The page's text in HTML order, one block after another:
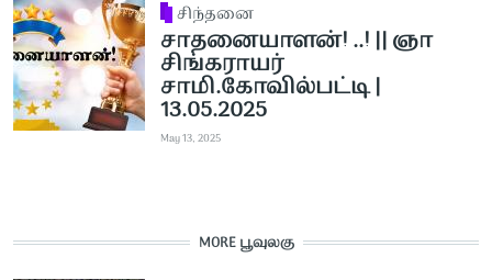
சிந்தனை
சாதனையாளன்! ..! || ஞா
சிங்கராயர்
சாமி.கோவில்பட்டி |
13.05.2025
May 13, 2025
MORE பூவுலகு